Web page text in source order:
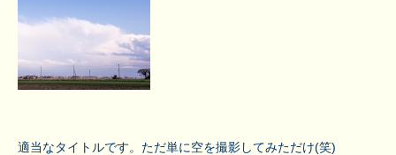
適当なタイトルです。ただ単に空を撮影してみただけ(笑)